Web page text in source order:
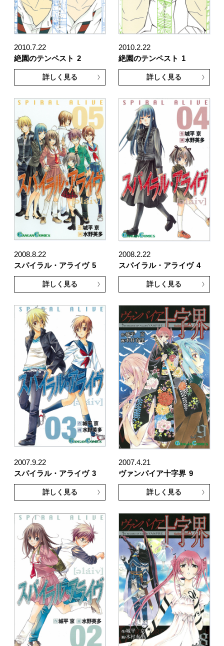
2010.7.22
絶園のテンペスト 2
詳しく見る
2010.2.22
絶園のテンペスト
1
詳しく見る
2008.8.22
スパイラル・アライヴ 5
詳しく見る
2008.2.22
スパイラル・アライヴ 4
詳しく見る
2007.9.22
スパイラル・アライヴ 3
詳しく見る
2007.4.21
ヴァンパイア十字界 9
詳しく見る